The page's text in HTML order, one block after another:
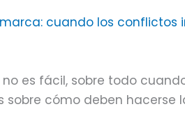
cuando los
es fácil, sobre todo
sobre cómo deben hacerse